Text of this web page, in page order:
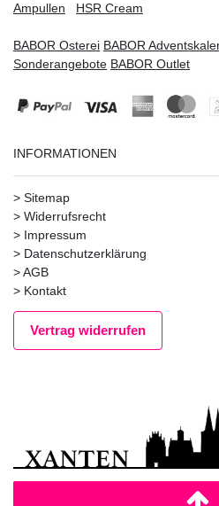
Ampullen
HSR Cream
BABOR Osterei BABOR
Sonderangebote BABOR Outlet
INFORMATIONEN
> Sitemap
> Widerrufsrecht
> Impressum
> Datenschutzerklärung
>AGB
> Kontakt
Vertrag widerrufen